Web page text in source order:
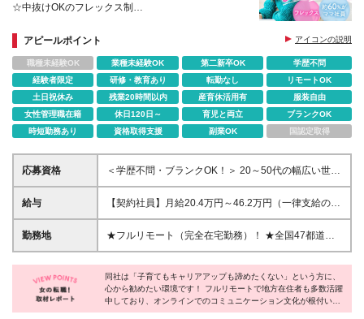
☆中抜けOKのフレックス制
社員も活躍
☆土日祝休み＆年間休日120日！残業月15hほど
アピールポイント アイコンの説明
職種未経験OK 業種未経験OK 第二新卒OK
学歴不問
経験者限定
研修・教育あり 転勤なし
リモートOK
土日祝休み
残業20時間以内 産育休活用有
服装自由
女性管理職在籍
休日120日～ 育児と両立
ブランクOK
時短勤務あり
資格取得支援 副業OK 国認定取得
応募資格
＜学歴不問・ブランクOK！＞ 20～50代の幅広い世代
が活躍中！ 子育て・介護などライフステージに合わ
せた働き方が叶う★ ■以下いずれかの経験がある方 └
方（2年以上） ＼以下のスキルやご経験がある方は大
歓迎です♪／ ■法人顧客とのコミュニケーション経験
経験がある方 ■Googleスプレッドシートを活用できる
方 ■バックオフィスに関するSaaSツールの利用経験
がある方（マネーフォワード・freee・KING OF
給与
【契約社員】月給20.4万円～46.2万円（一律支給の在
宅手当含む）＋賞与年2回 【アルバイト】時給1,226
円～2,244円 ◎経験・能力を考慮し決定します。 ※試
勤務地
★フルリモート（完全在宅勤務）！ ★全国47都道府
県どこからでも勤務OKです！70%が地方在住者 （原
則、国内のご自宅勤務です） ★面接もオンラインで
完結します ★研修期間も出社の必要はありません！
本社／東京都港区南青山1-24-3 WeWork乃木坂 (変更
の範囲)上記を除く当社関連勤務地
同社は「子育てもキャリアアップも諦めたくない」という方に、
心から勧めたい環境です！ フルリモートで地方在住者も多数活躍
中しており、オンラインでのコミュニケーション文化が根付いて
います。ビジネスチャット『Chatwork』を生み出した急成長企業